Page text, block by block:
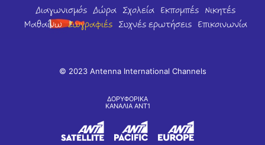
Διαγωνισμός Δώρα Σχολεία Εκπομπές Νικητές
Μαθαίνω Ζωγραφιές Συχνές ερωτήσεις Επικοινωνία
© 2023 Antenna International Channels
ΔΟΡΥΦΟΡΙΚΑ
ΚΑΝΑΛΙΑ ΑΝΤ1